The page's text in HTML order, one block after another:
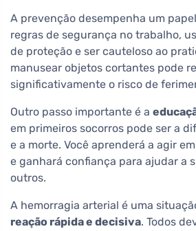
A prevenção desempenha um
regras de segurança no trabalho,
de proteção e ser cauteloso ao
manusear objetos cortantes pode
significativamente o risco de
Outro passo importante é a
em primeiros socorros pode ser a
e a morte. Você aprenderá a agir
e ganhará confiança para ajudar a
outros.
A hemorragia arterial é uma
reação rápida e decisiva. Todos